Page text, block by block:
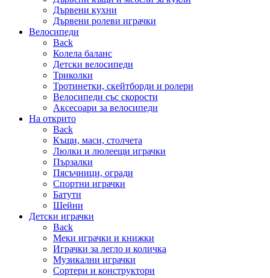
Дървени кухни
Дървени ролеви играчки
Велосипеди
Back
Колела баланс
Детски велосипеди
Триколки
Тротинетки, скейтборди и ролери
Велосипеди със скорости
Аксесоари за велосипеди
На открито
Back
Къщи, маси, столчета
Люлки и люлеещи играчки
Пързалки
Пясъчници, огради
Спортни играчки
Батути
Шейни
Детски играчки
Back
Меки играчки и книжки
Играчки за легло и количка
Музикални играчки
Сортери и конструктори